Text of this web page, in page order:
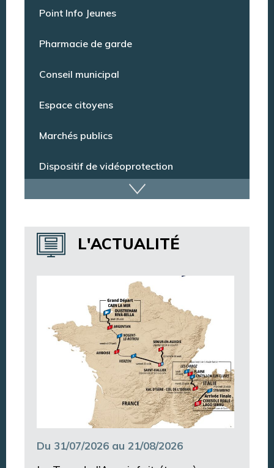
Offres d’emploi
Point Info Jeunes
Pharmacie de garde
Conseil municipal
Espace citoyens
Marchés publics
Dispositif de vidéoprotection
Annuaire des services
Annuaire des associations
Argentan Aujourd’hui
L'ACTUALITÉ
Du 31/07/2026 au 21/08/2026